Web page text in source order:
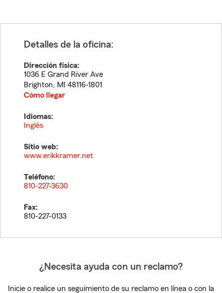
Detalles de la oficina:
Dirección física:
1036 E Grand River Ave
Brighton, MI
48116-1801
Cómo llegar
Idiomas:
Inglés
Sitio web:
www.erikkramer.net
Teléfono:
810-227-3630
Fax:
810-227-0133
¿Necesita ayuda con un reclamo?
Inicie o realice un seguimiento de su reclamo en línea o con la